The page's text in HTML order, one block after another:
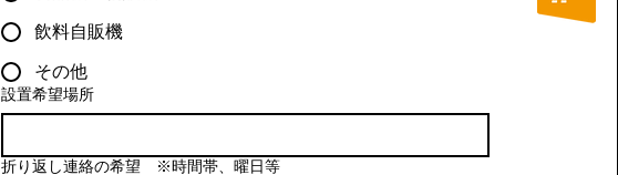
飲料自販機
その他
設置希望場所
折り返し連絡の希望 ※時間帯、曜日等